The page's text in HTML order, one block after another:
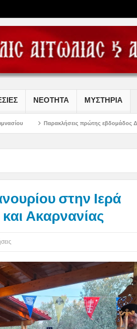
ΝΕΟΤΗΤΑ ΜΥΣΤΗΡΙΑ
πρώτης εβδομάδος
στην Ιερά
Ακαρνανίας